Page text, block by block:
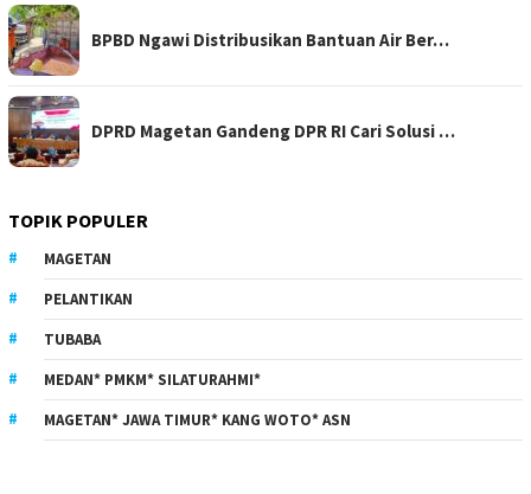
BPBD Ngawi Distribusikan Bantuan Air Ber…
DPRD Magetan Gandeng DPR RI Cari Solusi …
TOPIK POPULER
MAGETAN
PELANTIKAN
TUBABA
MEDAN* PMKM* SILATURAHMI*
MAGETAN* JAWA TIMUR* KANG WOTO* ASN